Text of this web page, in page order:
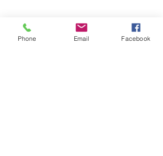
Phone Email Facebook